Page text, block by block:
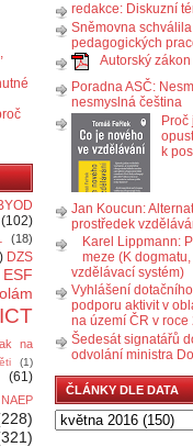
(102)
(18)
DZS
ESF
ICT
na
(1)
(61)
NAEP
redakce: Diskuzní
Sněmovna
pedagogických
Autorský
Poradna ASČ:
nesmyslná čeština
Proč
k
Jan Koucun:
prostředek
Karel Lippmann:
meze (K
vzdělávací systém)
Vyhlášení
podporu aktivit v
na území ČR v roce
Šedesát signatářů
odvolání ministra
ČLÁNKY DLE DATA